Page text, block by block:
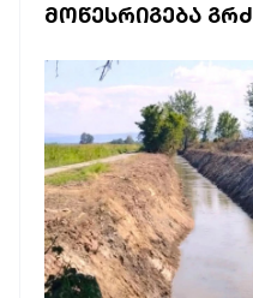
ᲛᲝᲬᲔᲡᲠᲘᲒᲔᲑᲐ